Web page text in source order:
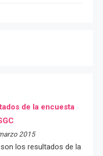
de la encuesta
2015
los resultados de la